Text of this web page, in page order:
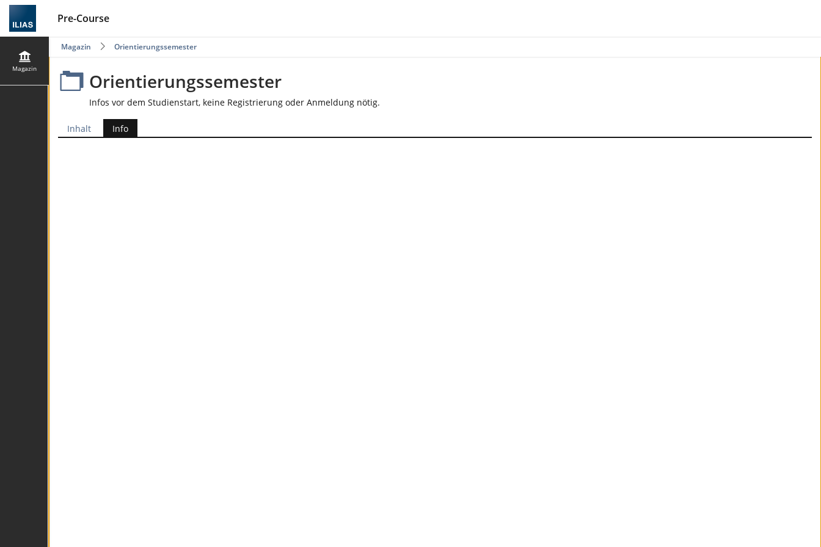
Pre-Course
Magazin
Magazin Orientierungssemester
Orientierungssemester
Infos vor dem Studienstart, keine Registrierung oder Anmeldung nötig.
Inhalt Info